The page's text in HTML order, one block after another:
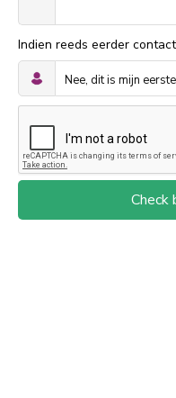
Indien reeds eerder
Check